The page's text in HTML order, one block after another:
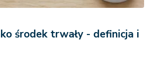
środek trwały - definicja i